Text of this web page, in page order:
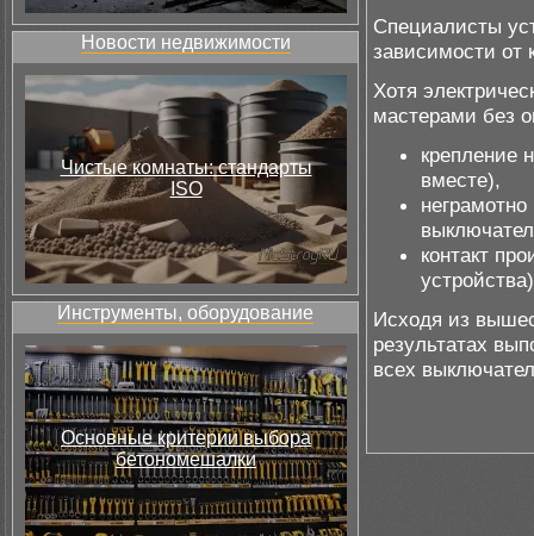
Новости недвижимости
Чистые комнаты: стандарты
ISO
Инструменты, оборудование
Основные критерии выбора
бетономешалки
Специалисты
зависимости от
Хотя
мастерами без
крепление
вместе),
контакт
Исходя из
результатах
всех